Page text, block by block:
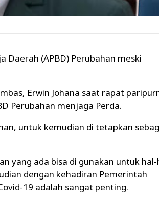
Daerah (APBD) Perubahan meski
Erwin Johana saat rapat
Perubahan menjaga Perda.
untuk kemudian di tetapkan
yang ada bisa di gunakan untuk hal-
dengan kehadiran Pemerintah
19 adalah sangat penting.